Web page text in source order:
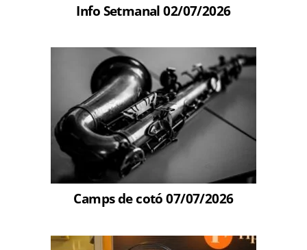
Info Setmanal 02/07/2026
Camps de cotó 07/07/2026